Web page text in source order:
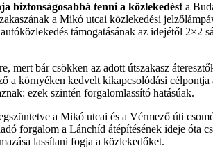
biztonságosabbá tenni a közlekedést a
a Mikó utcai közlekedési
támogatásának az idejétől 2×2
bár csökken az adott útszakasz
a környéken kedvelt kikapcsolódási
ezek szintén forgalomlassító hatásúak.
a Mikó utcai és a Vérmező úti
forgalom a Lánchíd átépítésének ideje
lassítani fogja a közlekedőket.